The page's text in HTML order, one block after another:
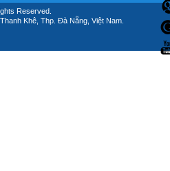
Reserved.
Khê, Thp. Đà Nẵng, Việt Nam.